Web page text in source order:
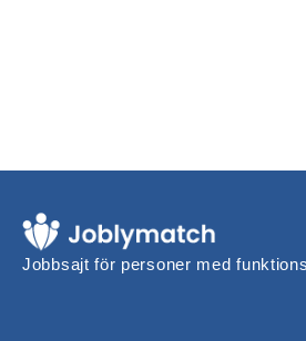
Jobbsajt för personer med